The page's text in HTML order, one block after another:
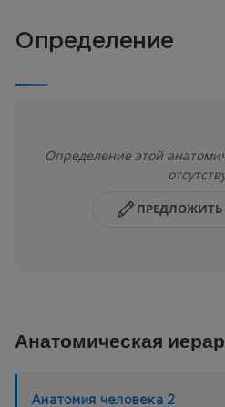
Определение
Определение этой
Анатомическая
Анатомия человека 2